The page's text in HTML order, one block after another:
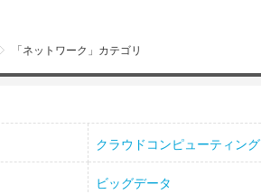
「ネットワーク」カテゴリ
クラウドコンピューティング
ビッグデータ